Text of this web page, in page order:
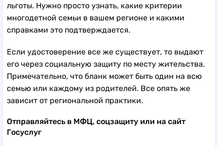
льготы. Нужно просто узнать, какие критерии
многодетной семьи в вашем регионе и какими
справками это подтверждается.
Если удостоверение все же существует, то выдают
его через социальную защиту по месту жительства.
Примечательно, что бланк может быть один на всю
семью или каждому из родителей. Все опять же
зависит от региональной практики.
Отправляйтесь в МФЦ, соцзащиту или на сайт
Госуслуг